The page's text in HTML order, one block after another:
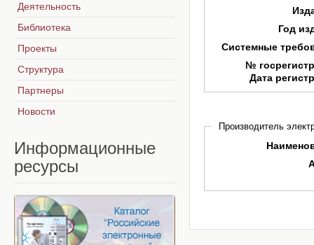
Год
Системные
№
Дата
Производитель
Деятельность
Библиотека
Проекты
Структура
Партнеры
Новости
Информационные
ресурсы